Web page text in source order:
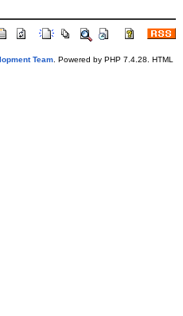
Team. Powered by PHP 7.4.28. HTML